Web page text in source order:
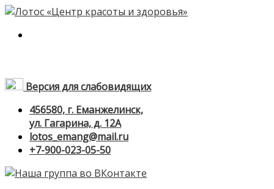
Версия для слабовидящих
456580, г. Еманжелинск,
ул. Гагарина, д. 12А
lotos_emang@mail.ru
+7-900-023-05-50